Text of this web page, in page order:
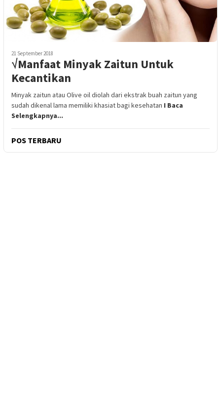
21 September 2018
√Manfaat Minyak Zaitun Untuk
Kecantikan
Minyak zaitun atau Olive oil diolah dari ekstrak buah zaitun yang
sudah dikenal lama memiliki khasiat bagi kesehatan I Baca
Selengkapnya...
POS TERBARU